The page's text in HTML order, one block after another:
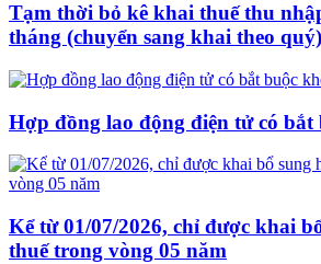
Tạm thời bỏ kê khai thuế thu
tháng (chuyển sang khai theo quý)
Hợp đồng lao động điện tử có bắt
Kể từ 01/07/2026, chỉ được khai
thuế trong vòng 05 năm